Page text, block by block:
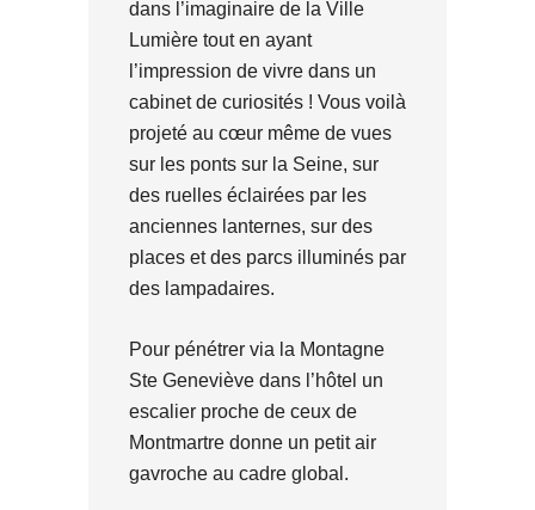
dans l’imaginaire de la Ville
Lumière tout en ayant
l’impression de vivre dans un
cabinet de curiosités ! Vous voilà
projeté au cœur même de vues
sur les ponts sur la Seine, sur
des ruelles éclairées par les
anciennes lanternes, sur des
places et des parcs illuminés par
des lampadaires.
Pour pénétrer via la Montagne
Ste Geneviève dans l’hôtel un
escalier proche de ceux de
Montmartre donne un petit air
gavroche au cadre global.